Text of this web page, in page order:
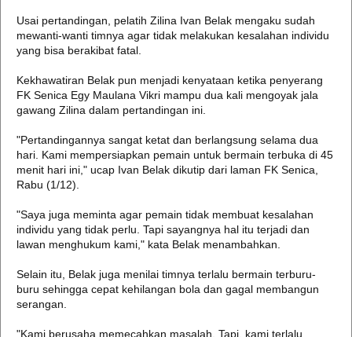
Usai pertandingan, pelatih Zilina Ivan Belak mengaku sudah
mewanti-wanti timnya agar tidak melakukan kesalahan individu
yang bisa berakibat fatal.
Kekhawatiran Belak pun menjadi kenyataan ketika penyerang
FK Senica Egy Maulana Vikri mampu dua kali mengoyak jala
gawang Zilina dalam pertandingan ini.
"Pertandingannya sangat ketat dan berlangsung selama dua
hari. Kami mempersiapkan pemain untuk bermain terbuka di 45
menit hari ini," ucap Ivan Belak dikutip dari laman FK Senica,
Rabu (1/12).
"Saya juga meminta agar pemain tidak membuat kesalahan
individu yang tidak perlu. Tapi sayangnya hal itu terjadi dan
lawan menghukum kami," kata Belak menambahkan.
Selain itu, Belak juga menilai timnya terlalu bermain terburu-
buru sehingga cepat kehilangan bola dan gagal membangun
serangan.
"Kami berusaha memecahkan masalah. Tapi, kami terlalu